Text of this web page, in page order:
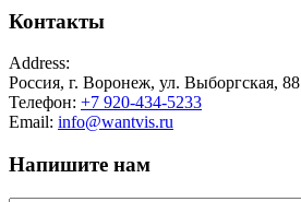
Контакты
Address:
Россия, г. Воронеж, ул. Выборгская, 88
Телефон: +7 920-434-5233
Email: info@wantvis.ru
Напишите нам